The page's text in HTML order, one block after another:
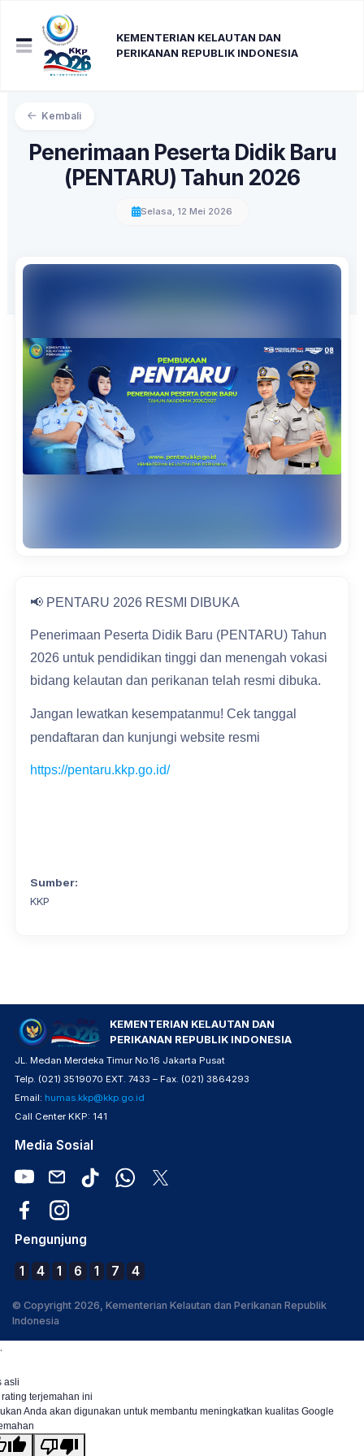
KEMENTERIAN KELAUTAN DAN
PERIKANAN REPUBLIK INDONESIA
Kembali
Penerimaan Peserta Didik Baru
(PENTARU) Tahun 2026
Selasa, 12 Mei 2026
📢 PENTARU 2026 RESMI DIBUKA
Penerimaan Peserta Didik Baru (PENTARU) Tahun
2026 untuk pendidikan tinggi dan menengah vokasi
bidang kelautan dan perikanan telah resmi dibuka.
Jangan lewatkan kesempatanmu! Cek tanggal
pendaftaran dan kunjungi website resmi
https://pentaru.kkp.go.id/
Sumber:
KKP
KEMENTERIAN KELAUTAN DAN
PERIKANAN REPUBLIK INDONESIA
JL. Medan Merdeka Timur No.16 Jakarta Pusat
Telp. (021) 3519070 EXT. 7433 – Fax. (021) 3864293
Email: humas.kkp@kkp.go.id
Call Center KKP: 141
Media Sosial
Pengunjung
1 4 1 6 1 7 4
© Copyright 2026, Kementerian Kelautan dan Perikanan Republik
Indonesia
.
asli
terjemahan ini
Anda akan digunakan untuk membantu meningkatkan kualitas Google